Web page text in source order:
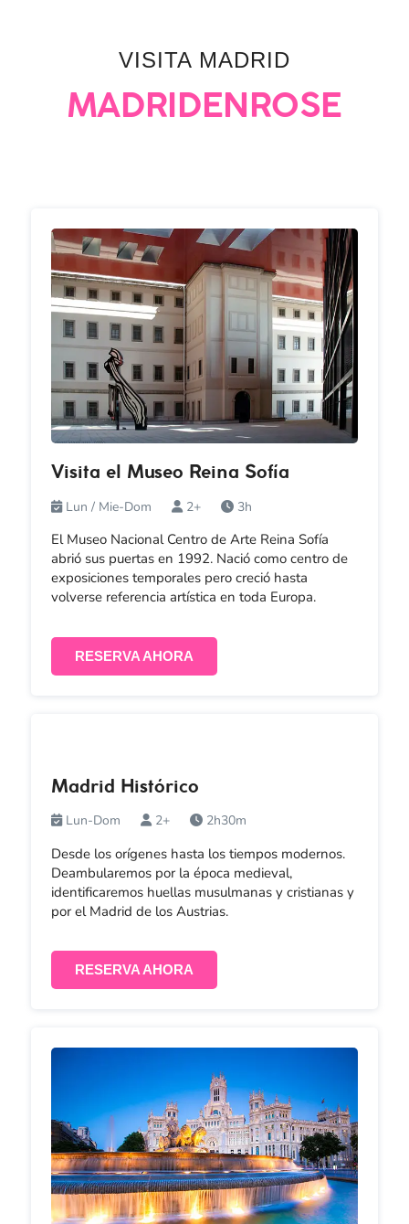
VISITA MADRID
MADRIDENROSE
Visita el Museo Reina Sofía
Lun / Mie-Dom
2+ 3h
El Museo Nacional Centro de Arte Reina Sofía
abrió sus puertas en 1992. Nació como centro de
exposiciones temporales pero creció hasta
volverse referencia artística en toda Europa.
RESERVA AHORA
Madrid Histórico
Lun-Dom
2+ 2h30m
Desde los orígenes hasta los tiempos modernos.
Deambularemos por la época medieval,
identificaremos huellas musulmanas y cristianas y
por el Madrid de los Austrias.
RESERVA AHORA